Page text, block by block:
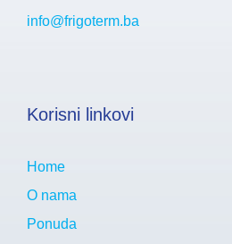
info@frigoterm.ba
Korisni linkovi
Home
O nama
Ponuda